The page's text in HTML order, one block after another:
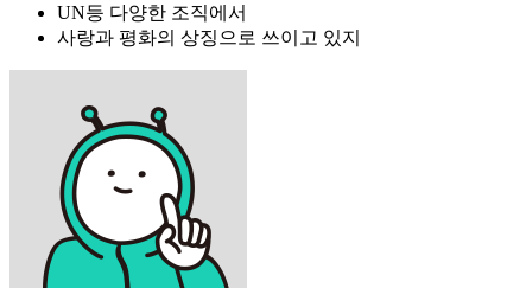
UN등 다양한 조직에서
사랑과 평화의 상징으로 쓰이고 있지